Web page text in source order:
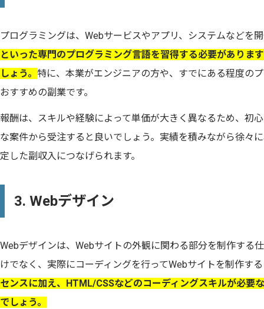
プログラミングは、Webサービスやアプリ、システムなどを
といった専門のプログラミング言語を習得する必要がありま
しょう。 特に、本業がエンジニアの方や、すでにある程度の
おすすめの副業です。
報酬は、スキルや経験によって単価が大きく異なるため、初
な案件から受注すると良いでしょう。実績を積みながら徐々
定した副収入につなげられます。
3. Webデザイン
Webデザインは、Webサイトの外観に関わる部分を制作する
けでなく、実際にコーディングを行ってWebサイトを制作す
センスに加え、HTML/CSSなどのコーディングスキルが必要
でしょう。